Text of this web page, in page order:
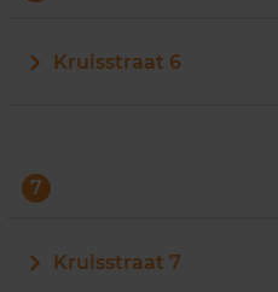
Kruisstraat 6
7
Kruisstraat 7